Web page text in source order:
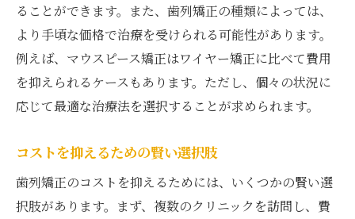
ることができます。また、歯列矯正の種類によっては、
より手頃な価格で治療を受けられる可能性があります。
例えば、マウスピース矯正はワイヤー矯正に比べて費用
を抑えられるケースもあります。ただし、個々の状況に
応じて最適な治療法を選択することが求められます。
コストを抑えるための賢い選択肢
歯列矯正のコストを抑えるためには、いくつかの賢い選
択肢があります。まず、複数のクリニックを訪問し、費